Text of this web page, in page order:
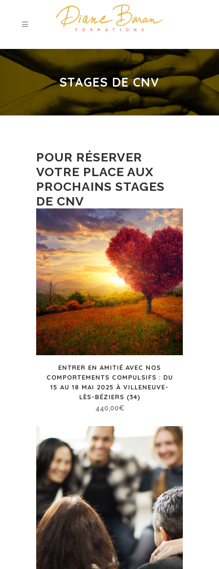
STAGES DE CNV
POUR RÉSERVER
VOTRE PLACE AUX
PROCHAINS STAGES
DE CNV
ENTRER EN AMITIÉ AVEC NOS
COMPORTEMENTS COMPULSIFS : DU
15 AU 18 MAI 2025 À VILLENEUVE-
LÈS-BÉZIERS (34)
440,00€